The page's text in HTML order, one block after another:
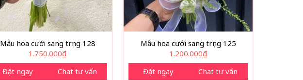
Mẫu hoa cưới sang trọng 128
1.750.000₫
Đặt ngay
Chat tư vấn
Mẫu hoa cưới sang trọng 125
1.200.000₫
Đặt ngay
Chat tư vấn